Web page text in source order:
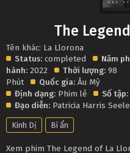
The
Tên khác: La Llorona
Status: completed
Năm
hành: 2022 Thời lượng: 98
Phút
Quốc gia: Âu Mỹ
Định dạng: Phim lẻ Số tập:
Đạo diễn: Patricia Harris
Kinh Dị Bí ẩn
Xem phim The Legend of La